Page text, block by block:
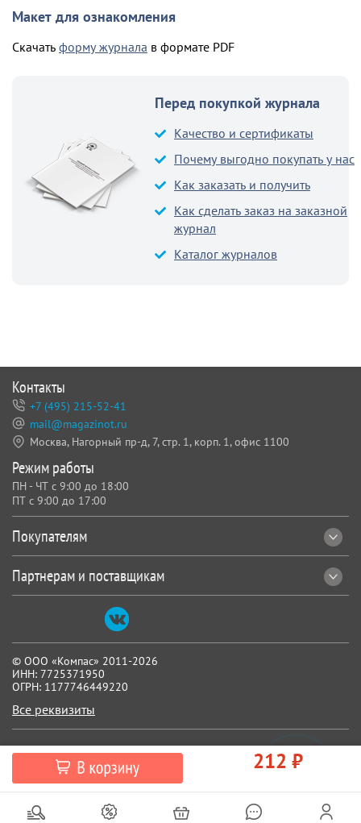
212 ₽
Макет для ознакомления
Скачать форму журнала в формате PDF
Перед покупкой журнала
Качество и сертификаты
Почему выгодно покупать у нас
Как заказать и получить
Как сделать заказ на заказной
журнал
Каталог журналов
© ООО «Компас» 2011-2026
ИНН: 7725371950
ОГРН: 1177746449220
Все реквизиты
Покупателям
Партнерам и поставщикам
Контакты
+7 (495) 215-52-41
mail@magazinot.ru
Москва, Нагорный пр-д, 7, стр. 1, корп. 1, офис 1100
Режим работы
ПН - ЧТ с 9:00 до 18:00
ПТ с 9:00 до 17:00